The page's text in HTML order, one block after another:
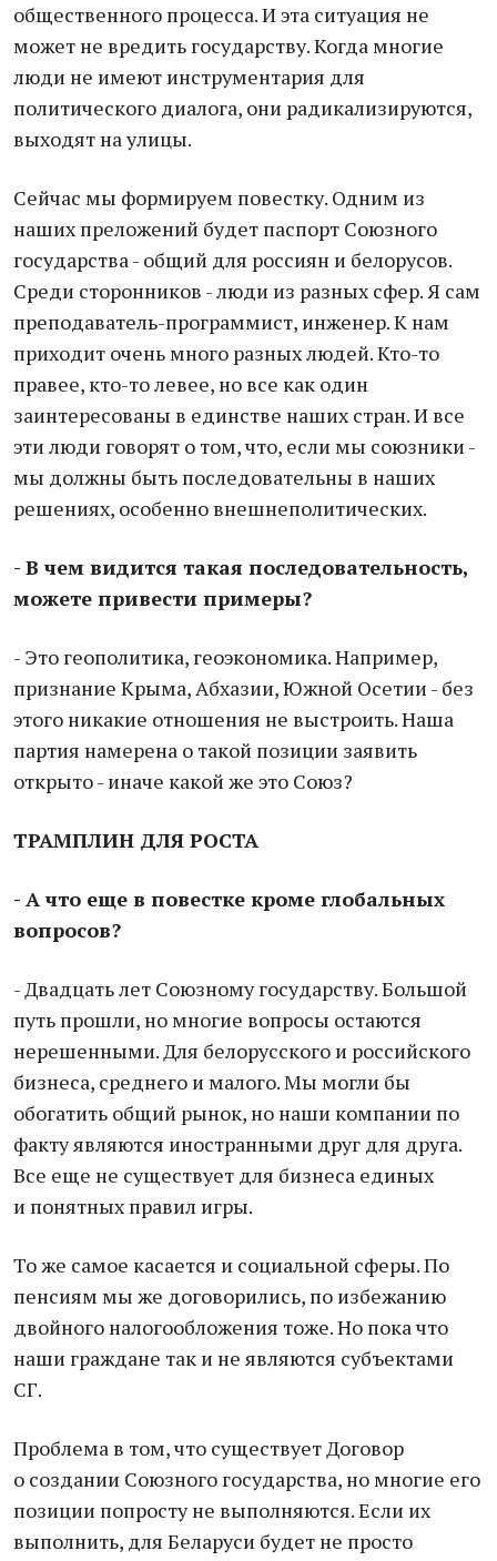
общественного процесса. И эта ситуация не
может не вредить государству. Когда многие
люди не имеют инструментария для
политического диалога, они радикализируются,
выходят на улицы.
Сейчас мы формируем повестку. Одним из
наших преложений будет паспорт Союзного
государства - общий для россиян и белорусов.
Среди сторонников - люди из разных сфер. Я сам
преподаватель-программист, инженер. К нам
приходит очень много разных людей. Кто-то
правее, кто-то левее, но все как один
заинтересованы в единстве наших стран. И все
эти люди говорят о том, что, если мы союзники -
мы должны быть последовательны в наших
решениях, особенно внешнеполитических.
- В чем видится такая последовательность,
можете привести примеры?
- Это геополитика, геоэкономика. Например,
признание Крыма, Абхазии, Южной Осетии - без
этого никакие отношения не выстроить. Наша
партия намерена о такой позиции заявить
открыто - иначе какой же это Союз?
ТРАМПЛИН ДЛЯ РОСТА
- А что еще в повестке кроме глобальных
вопросов?
- Двадцать лет Союзному государству. Большой
путь прошли, но многие вопросы остаются
нерешенными. Для белорусского и российского
бизнеса, среднего и малого. Мы могли бы
обогатить общий рынок, но наши компании по
факту являются иностранными друг для друга.
Все еще не существует для бизнеса единых
и понятных правил игры.
То же самое касается и социальной сферы. По
пенсиям мы же договорились, по избежанию
двойного налогообложения тоже. Но пока что
наши граждане так и не являются субъектами
СГ.
Проблема в том, что существует Договор
о создании Союзного государства, но многие его
позиции попросту не выполняются. Если их
выполнить, для Беларуси будет не просто